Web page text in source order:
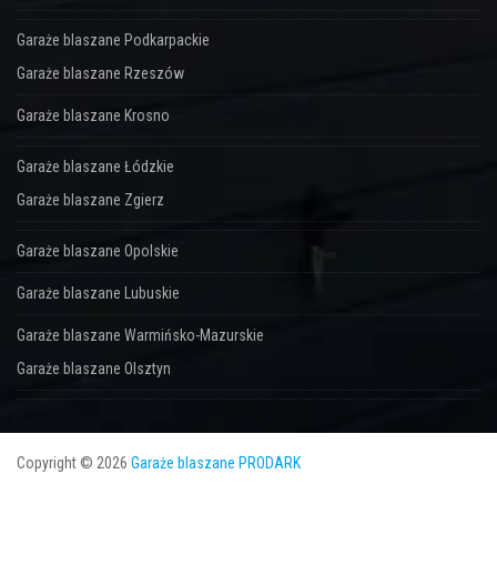
Garaże blaszane Podkarpackie
Garaże blaszane Rzeszów
Garaże blaszane Krosno
Garaże blaszane Łódzkie
Garaże blaszane Zgierz
Garaże blaszane Opolskie
Garaże blaszane Lubuskie
Garaże blaszane Warmińsko-Mazurskie
Garaże blaszane Olsztyn
Copyright © 2026 Garaże blaszane PRODARK